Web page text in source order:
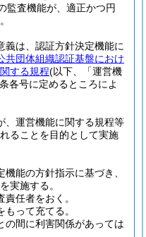
監査機能が、適正かつ円
義は、認証方針決定機能に
共団体組織認証基盤におけ
する規程(以下、「運営機
各号に定めるところによ
、運営機能に関する規程等
ることを目的として実施
能の方針指示に基づき、
実施する。
任者をおく。
って充てる。
の間に利害関係があっては